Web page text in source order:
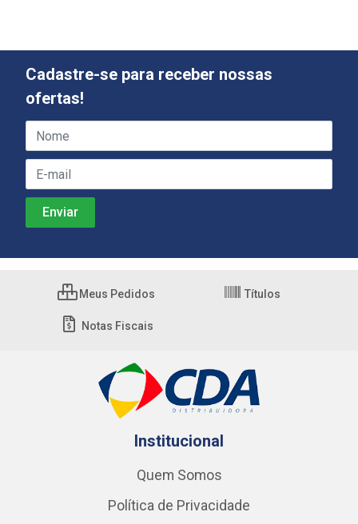
Cadastre-se para receber nossas
ofertas!
Meus Pedidos Títulos
Notas Fiscais
Institucional
Quem Somos
Política de Privacidade